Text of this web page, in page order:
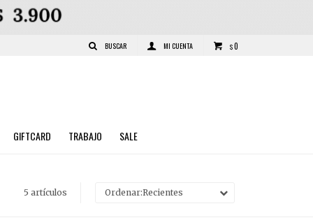
GIFTCARD TRABAJO SALE
$0
5 artículos Recientes